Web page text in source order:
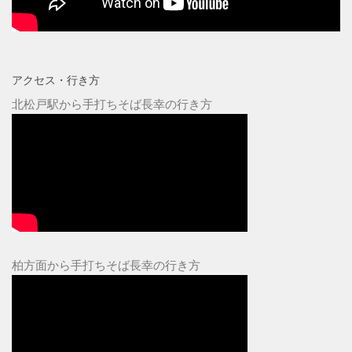
アクセス・行き方
北松戸駅から手打ちそば長幸の行き方
柏方面から手打ちそば長幸の行き方